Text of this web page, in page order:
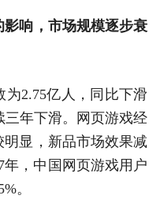
响，市场规模逐步衰
为2.75亿人，同比下滑
三年下滑。网页游戏经
显，新品市场效果减
，中国网页游戏用户
。